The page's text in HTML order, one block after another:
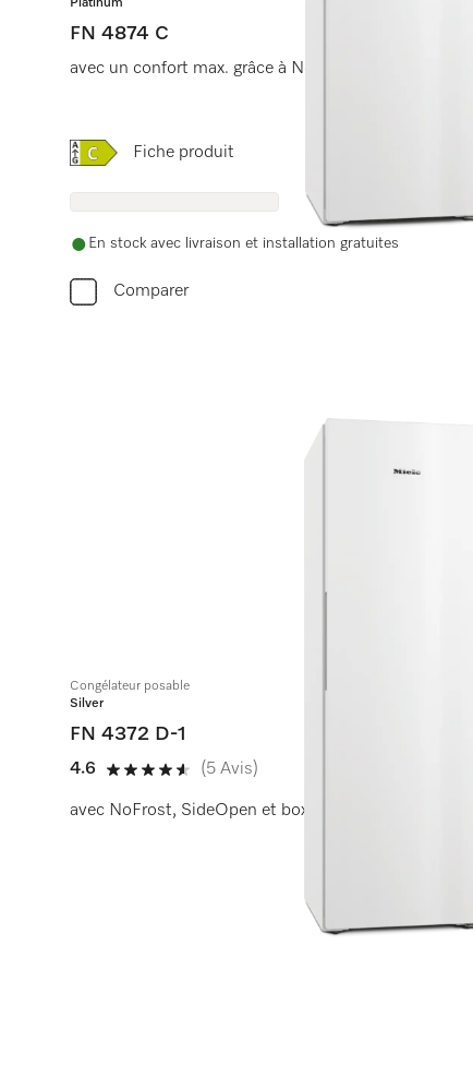
Platinum
FN 4874 C
avec un confort max. grâce à NoFrost, Click2open et
Online Label Flag, Etiquette énergétique
Fiche produit
En stock avec livraison et installation gratuites
Comparer
Congélateur posable
Silver
FN 4372 D-1
4.6
4.6 étoiles sur 5
(5 Avis)
avec NoFrost, SideOpen et box XXL pour un grand